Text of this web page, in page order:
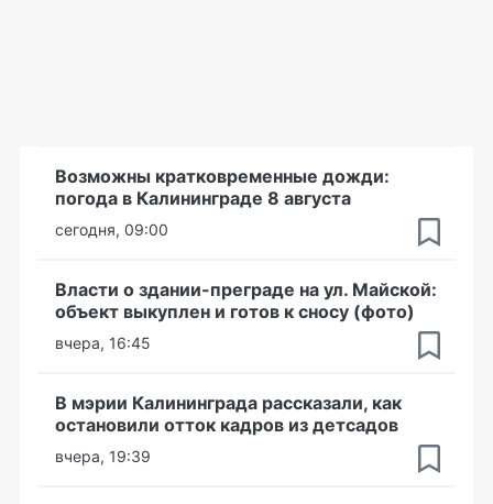
Возможны кратковременные дожди:
погода в Калининграде 8 августа
сегодня, 09:00
Власти о здании-преграде на ул. Майской:
объект выкуплен и готов к сносу (фото)
вчера, 16:45
В мэрии Калининграда рассказали, как
остановили отток кадров из детсадов
вчера, 19:39